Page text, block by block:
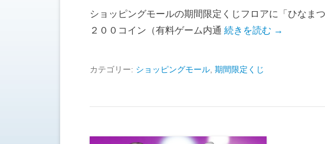
ショッピングモールの期間限定くじフロアに「ひなま
２００コイン（有料ゲーム内通 続きを読む →
カテゴリー: ショッピングモール 期間限定くじ